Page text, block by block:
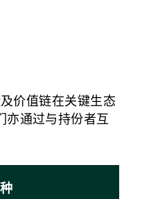
价值链在关键生态
亦通过与持份者互